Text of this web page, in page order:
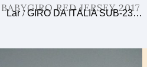
RED JERSEY 2017
Lar /GIRO DA ITÁLIA SUB-23…